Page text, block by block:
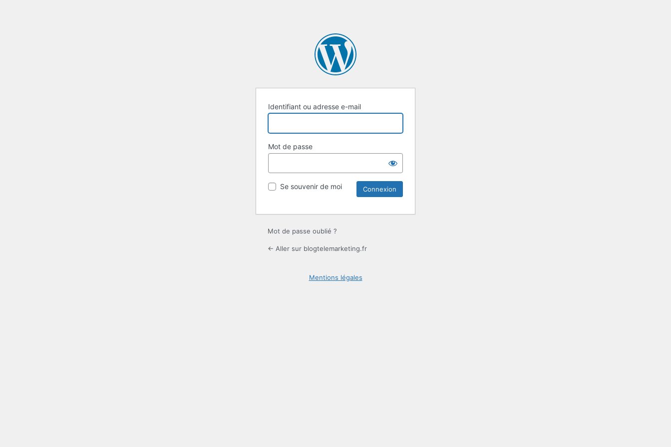
Identifiant ou adresse e-mail
Mot de passe
Se souvenir de moi
Mot de passe oublié ?
← Aller sur blogtelemarketing.fr
Mentions légales